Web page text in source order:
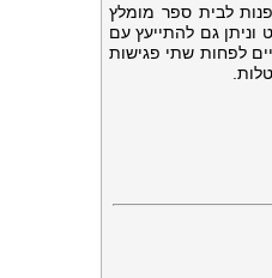
לבית ספר מומלץ
וניתן גם להתייעץ עם
לפחות שתי פגישות